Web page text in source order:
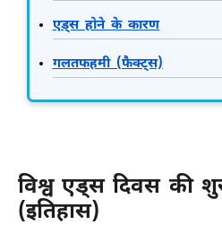
एड्स होने के कारण
गलतफहमी (फैक्ट्स)
विश्व एड्स दिवस
(इतिहास)